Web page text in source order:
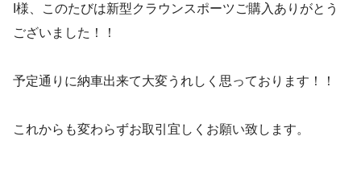
I様、このたびは新型クラウンスポーツご購入ありがとう
ございました！！
予定通りに納車出来て大変うれしく思っております！！
これからも変わらずお取引宜しくお願い致します。